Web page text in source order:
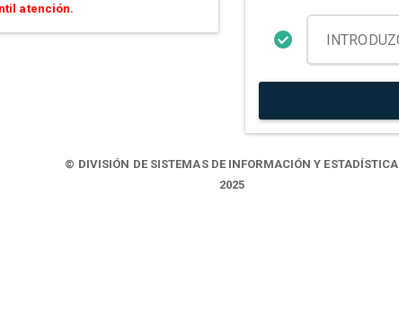
atención.
© DIVISIÓN DE SISTEMAS DE INFORMACIÓN Y ESTADÍSTICA
2025